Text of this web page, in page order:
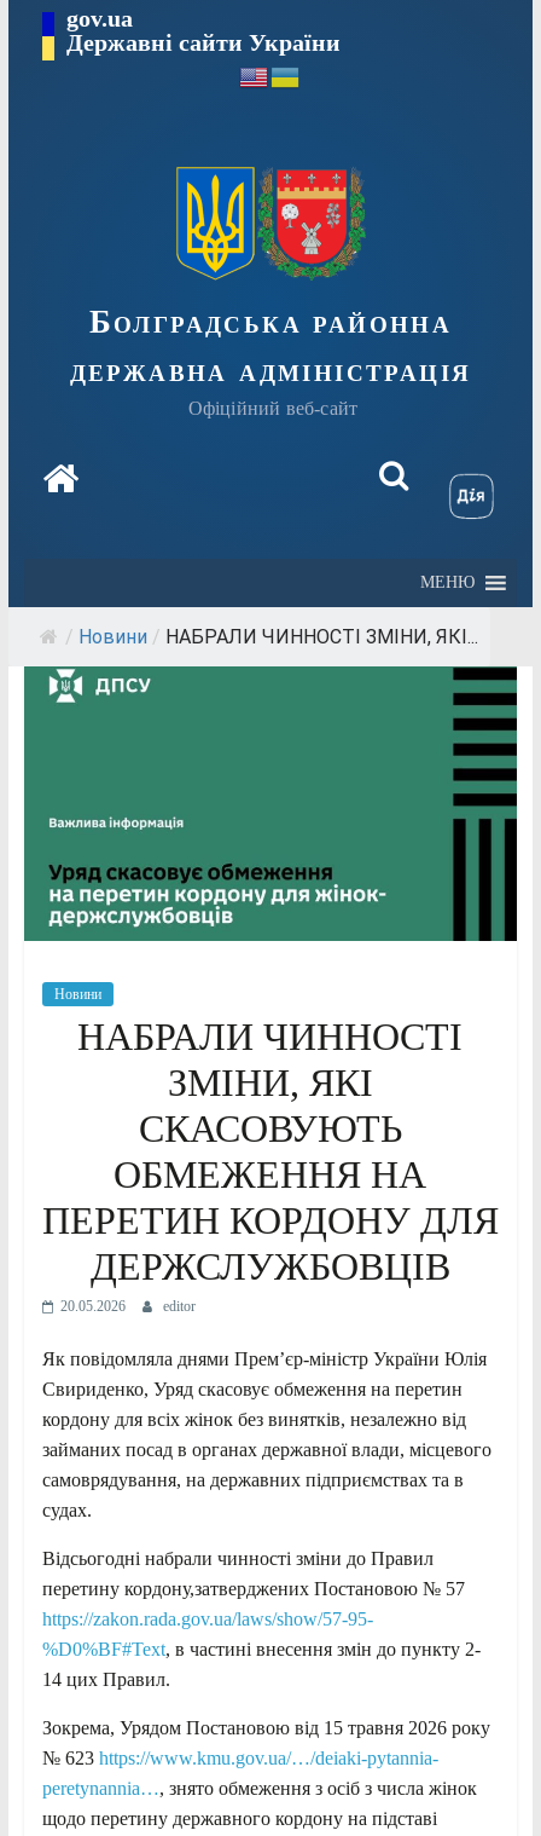
Перейтиgov.ua
Державні сайти України
Болградська районна
державна адміністрація
Офіційний веб-сайт
МЕНЮ
/ Новини / НАБРАЛИ ЧИННОСТІ ЗМІНИ, ЯКІ...
Новини
НАБРАЛИ ЧИННОСТІ
ЗМІНИ, ЯКІ
СКАСОВУЮТЬ
ОБМЕЖЕННЯ НА
ПЕРЕТИН КОРДОНУ ДЛЯ
ДЕРЖСЛУЖБОВЦІВ
20.05.2026 editor
Як повідомляла днями Прем’єр-міністр України Юлія
Свириденко, Уряд скасовує обмеження на перетин
кордону для всіх жінок без винятків, незалежно від
займаних посад в органах державної влади, місцевого
самоврядування, на державних підприємствах та в
судах.
Відсьогодні набрали чинності зміни до Правил
перетину кордону,затверджених Постановою № 57
https://zakon.rada.gov.ua/laws/show/57-95-
%D0%BF#Text, в частині внесення змін до пункту 2-
14 цих Правил.
Зокрема, Урядом Постановою від 15 травня 2026 року
№ 623 https://www.kmu.gov.ua/…/deiaki-pytannia-
peretynannia…, знято обмеження з осіб з числа жінок
щодо перетину державного кордону на підставі